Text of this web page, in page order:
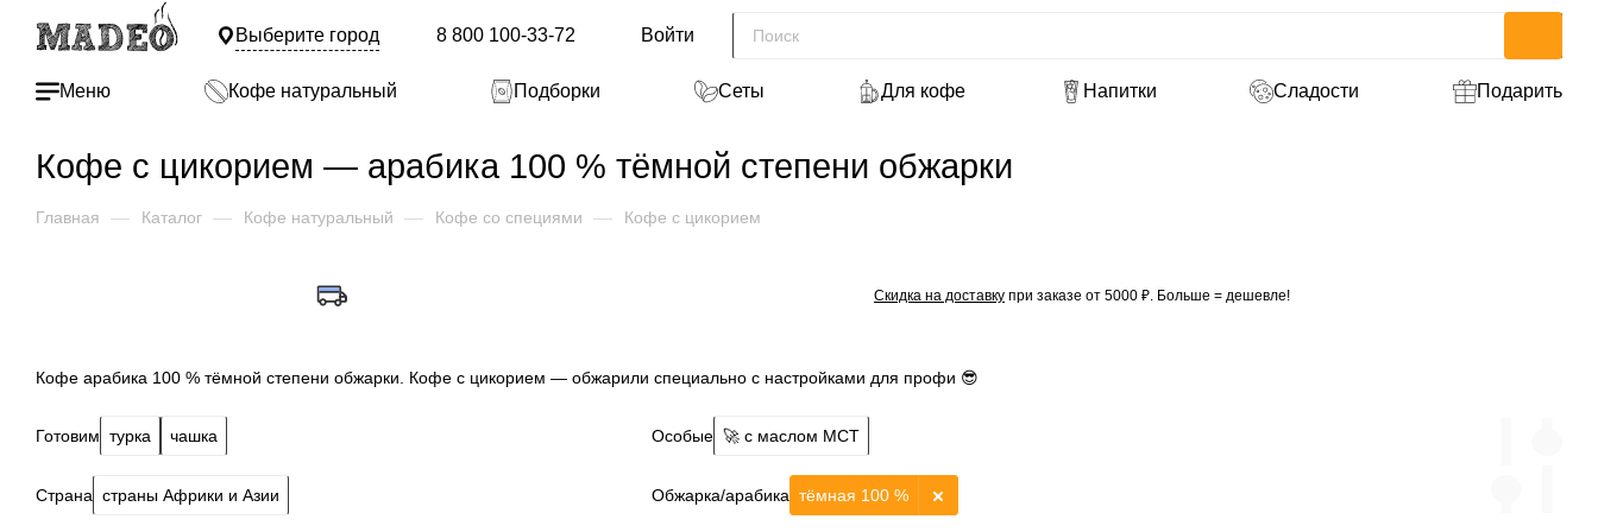
Выберите город 8 800 100-33-72 Войти
Меню Кофе натуральный Подборки Сеты Для кофе Напитки Сладости Подарить
Кофе с цикорием — арабика 100 % тёмной степени обжарки
Главная — Каталог — Кофе натуральный — Кофе со специями — Кофе с цикорием
Скидка на доставку при заказе от 5000 ₽. Больше = дешевле!
Кофе арабика 100 % тёмной степени обжарки. Кофе с цикорием — обжарили специально с настройками для профи 😎
Готовим турка чашка Особые 🚀 с маслом МСТ
Страна страны Африки и Азии Обжарка/арабика тёмная 100 %